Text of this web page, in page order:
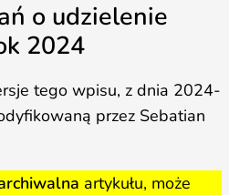
o udzielenie
2024
tego wpisu, z dnia 2024-
przez Sebatian
artykułu, może